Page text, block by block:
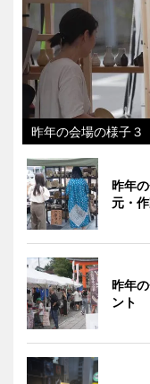
昨年の会場の様子
昨年
元・
昨年
ント